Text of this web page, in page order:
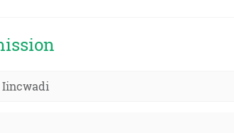
Iincwadi